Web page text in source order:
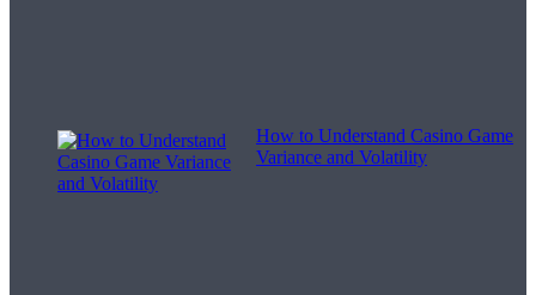
How to Understand Casino Game
Variance and Volatility